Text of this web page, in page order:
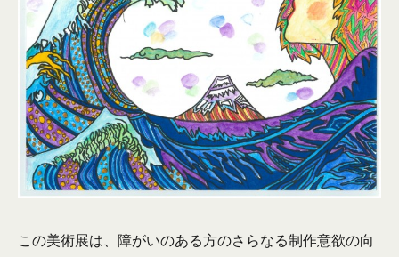
この美術展は、障がいのある方のさらなる制作意欲の向